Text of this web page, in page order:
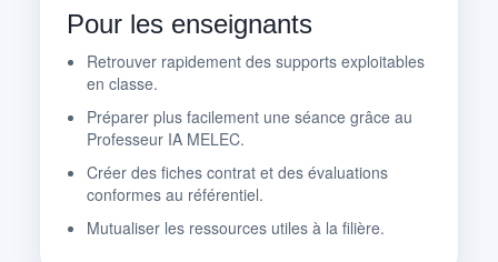
Pour les enseignants
Retrouver rapidement des supports exploitables
en classe.
Préparer plus facilement une séance grâce au
Professeur IA MELEC.
Créer des fiches contrat et des évaluations
conformes au référentiel.
Mutualiser les ressources utiles à la filière.